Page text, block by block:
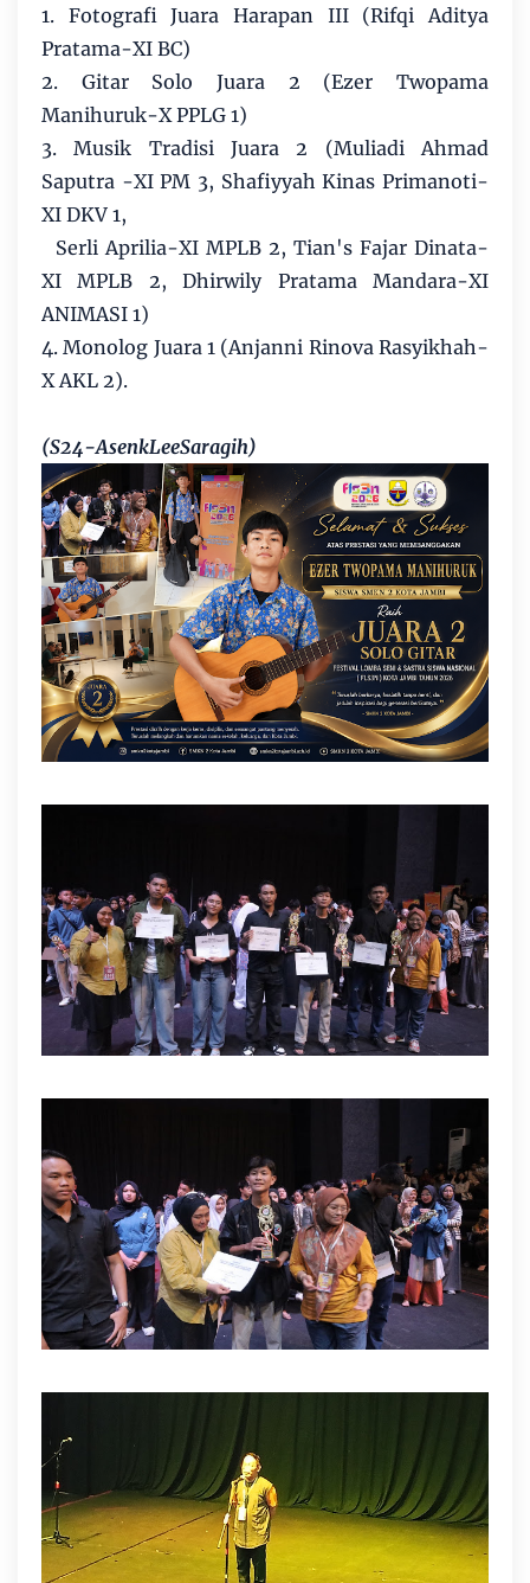
1. Fotografi Juara Harapan III (Rifqi Aditya
Pratama-XI BC)
2. Gitar Solo Juara 2 (Ezer Twopama
Manihuruk-X PPLG 1)
3. Musik Tradisi Juara 2 (Muliadi Ahmad
Saputra -XI PM 3, Shafiyyah Kinas Primanoti-
XI DKV 1,
Serli Aprilia-XI MPLB 2, Tian's Fajar Dinata-
XI MPLB 2, Dhirwily Pratama Mandara-XI
ANIMASI 1)
4. Monolog Juara 1 (Anjanni Rinova Rasyikhah-
X AKL 2).
(S24-AsenkLeeSaragih)